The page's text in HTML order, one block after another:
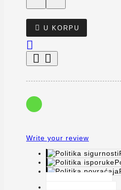
 U KORPU



Write your review